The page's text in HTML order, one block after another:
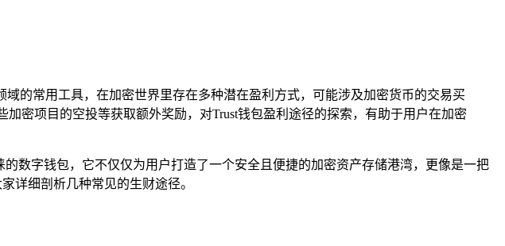
的常用工具，在加密世界里存在多种潜在盈利方式，可能涉及加密货币的交易买
密项目的空投等获取额外奖励，对Trust钱包盈利途径的探索，有助于用户在加密
数字钱包，它不仅仅为用户打造了一个安全且便捷的加密资产存储港湾，更像是一把
详细剖析几种常见的生财途径。